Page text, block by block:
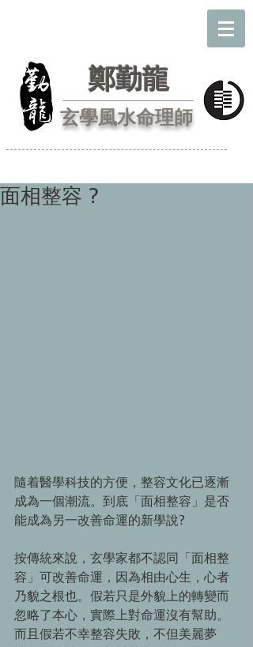
鄭勤龍
玄學風水命理師
面相整容 ?
隨着醫學科技的方便，整容文化已逐漸
成為一個潮流。到底「面相整容」是否
能成為另一改善命運的新學說?
按傳統來說，玄學家都不認同「面相整
容」可改善命運，因為相由心生，心者
乃貌之根也。假若只是外貌上的轉變而
忽略了本心，實際上對命運沒有幫助。
而且假若不幸整容失敗，不但美麗夢